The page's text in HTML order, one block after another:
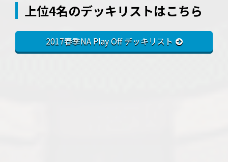
上位4名のデッキリストはこちら
2017春季NA Play Off デッキリスト